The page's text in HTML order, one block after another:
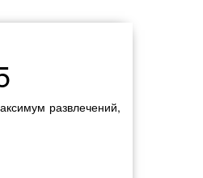
развлечений,